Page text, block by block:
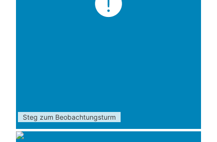
Steg zum Beobachtungsturm